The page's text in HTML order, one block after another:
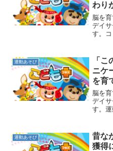
わり
動療
ービ
脳を
デイ
す。コ
ニケ
子ど
運動あそび
「
ニケ
を育
後等
ブレ
脳を
デイ
す。
の確
らタ
運動あそび
昔な
獲得